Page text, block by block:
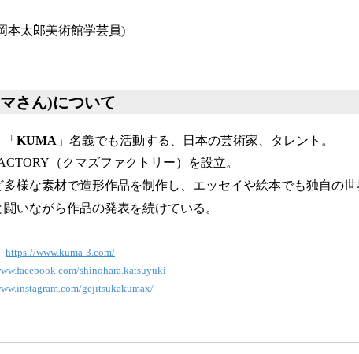
本太郎美術館学芸員)
さん)について
KUMA 」名義でも活動する、日本の芸術家、タレント。
（クマズファクトリー）を設立。
様な素材で造形作品を制作し、エッセイや絵本でも独自の世
いながら作品の発表を続けている。
https://www.kuma-3.com/
shinohara.katsuyuki
gejitsukakumax/